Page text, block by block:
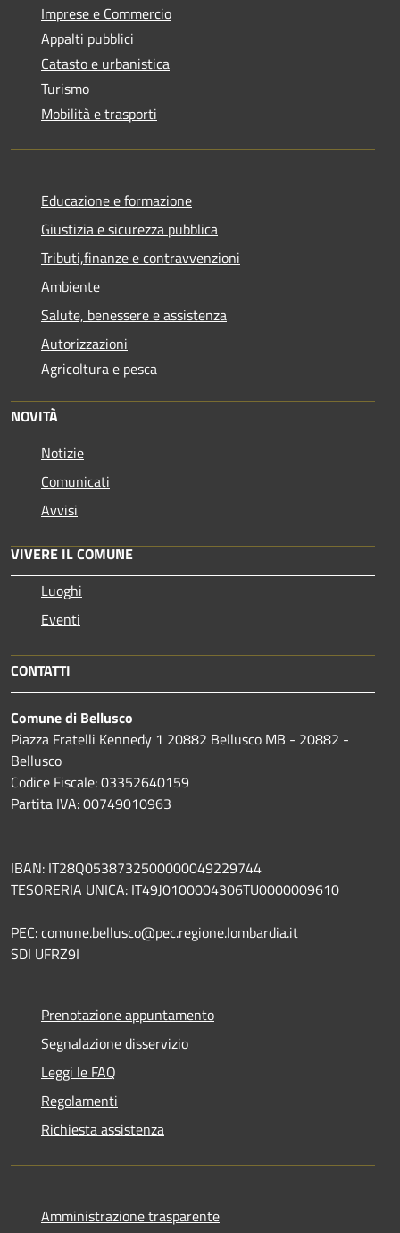
Imprese e Commercio
Appalti pubblici
Catasto e urbanistica
Turismo
Mobilità e trasporti
Educazione e formazione
Giustizia e sicurezza pubblica
Tributi,finanze e contravvenzioni
Ambiente
Salute, benessere e assistenza
Autorizzazioni
Agricoltura e pesca
NOVITÀ
Notizie
Comunicati
Avvisi
VIVERE IL COMUNE
Luoghi
Eventi
CONTATTI
Comune di Bellusco
Piazza Fratelli Kennedy 1 20882 Bellusco MB - 20882 -
Bellusco
Codice Fiscale: 03352640159
Partita IVA: 00749010963
IBAN: IT28Q0538732500000049229744
TESORERIA UNICA: IT49J0100004306TU0000009610
PEC: comune.bellusco@pec.regione.lombardia.it
SDI UFRZ9I
Prenotazione appuntamento
Segnalazione disservizio
Leggi le FAQ
Regolamenti
Richiesta assistenza
Amministrazione trasparente